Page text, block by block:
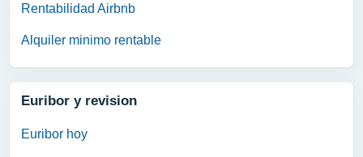
Rentabilidad Airbnb
Alquiler minimo rentable
Euribor y revision
Euribor hoy